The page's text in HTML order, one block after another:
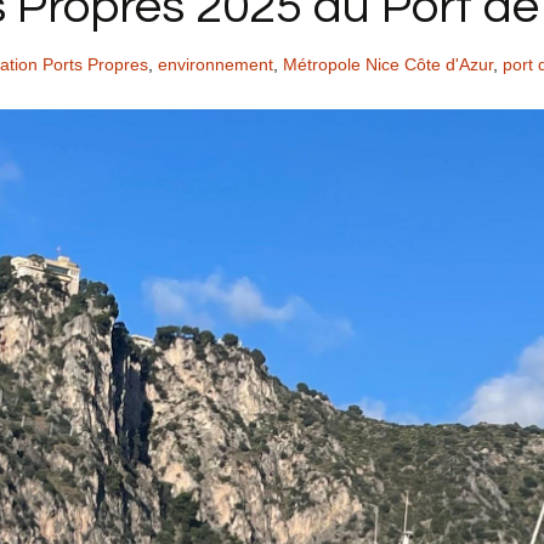
Ports Propres environnement Métropole Nice Côte d'Azur, port